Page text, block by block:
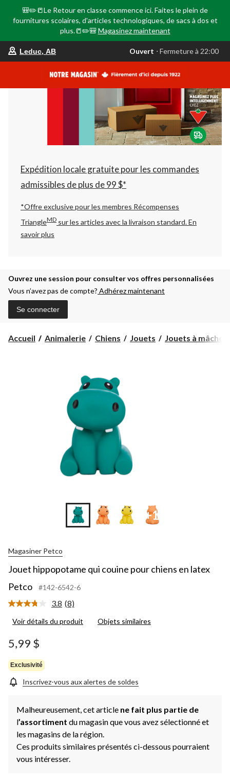
🎒✏️📒Le Retour en classe commence ici. Faites le plein de
fournitures scolaires, d'articles technologiques, de sacs à dos et
plus.📒✏️🎒 Magasinez maintenant
votre
est
AB,
Ouvert,
Fermeture
à
22:00
changer
Leduc, AB Ouvert ⋅ Fermeture à 22:00
Expédition locale gratuite pour les commandes
admissibles de plus de 99 $*
*Offre exclusive pour les membres Récompenses
TriangleMD sur les articles avec la livraison standard.En
savoir plus
Ouvrez une session pour consulter vos offres personnalisées
Vous n’avez pas de compte? Adhérez maintenant
Se connecter
Accueil Animalerie Chiens Jouets Jouets à mâcher
+1
Magasiner Petco
Jouet hippopotame qui couine pour chiens en latex
Petco
#142-6542-6
3.8 Lire
8
(8)
Voir détails du produit Objets similaires
5,99 $
Exclusivité
Inscrivez-vous aux alertes de soldes
Malheureusement, cet article ne fait plus partie de
l’assortiment du magasin que vous avez sélectionné et
les magasins de la région.
Ces produits similaires présentés ci-dessous pourraient
vous intéresser.